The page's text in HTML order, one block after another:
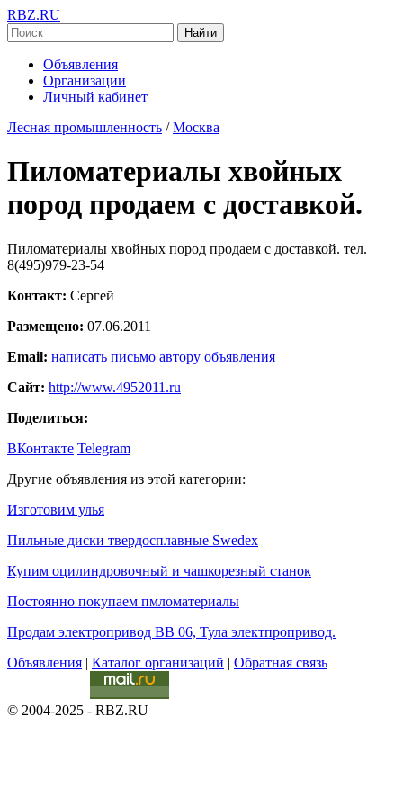
RBZ.RU
Найти
Объявления
Организации
Личный кабинет
Лесная промышленность / Москва
Пиломатериалы хвойных
пород продаем с доставкой.
Пиломатериалы хвойных пород продаем с доставкой. тел.
8(495)979-23-54
Контакт: Сергей
Размещено: 07.06.2011
Email: написать письмо автору объявления
Сайт: http://www.4952011.ru
Поделиться:
ВКонтакте Telegram
Другие объявления из этой категории:
Изготовим улья
Пильные диски твердосплавные Swedex
Купим оцилиндровочный и чашкорезный станок
Постоянно покупаем пмломатериалы
Продам электропривод ВВ 06, Тула электпропривод.
Объявления | Каталог организаций | Обратная связь
© 2004-2025 - RBZ.RU